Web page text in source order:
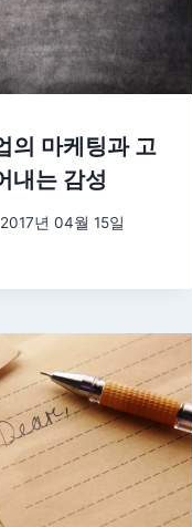
의 마케팅과 고
내는 감성
2017년 04월 15일